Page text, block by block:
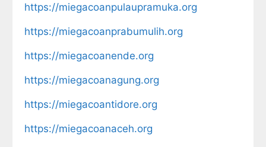
https://miegacoanpulaupramuka.org
https://miegacoanprabumulih.org
https://miegacoanende.org
https://miegacoanagung.org
https://miegacoantidore.org
https://miegacoanaceh.org